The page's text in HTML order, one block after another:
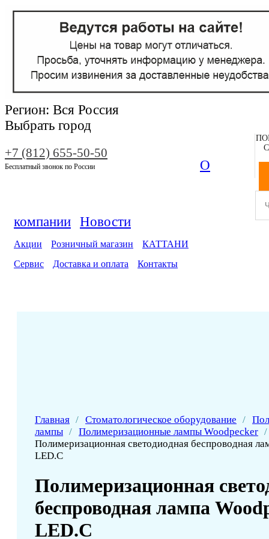
Регион: Вся Россия
Выбрать город
+7 (812) 655-50-50
Бесплатный звонок по России О
компании Новости
Акции Розничный магазин
КАТТАНИ
Сервис
Доставка и оплата Контакты
Главная / Стоматологическое оборудование /
лампы / Полимеризационные лампы Woodpecker /
Полимеризационная светодиодная беспроводная
LED.C
Полимеризационная
беспроводная лампа
LED.C